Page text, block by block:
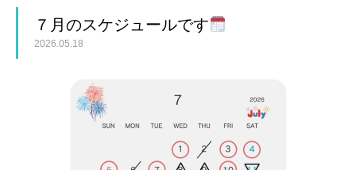
７月のスケジュールです
2026.05.18